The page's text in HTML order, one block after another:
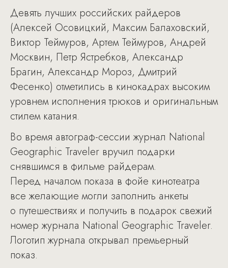
Девять лучших российских райдеров
(Алексей Осовицкий, Максим Балаховский,
Виктор Теймуров, Артем Теймуров, Андрей
Москвин, Петр Ястребков, Александр
Брагин, Александр Мороз, Дмитрий
Фесенко) отметились в кинокадрах высоким
уровнем исполнения трюков и оригинальным
стилем катания.
Во время автограф-сессии журнал National
Geographic Traveler вручил подарки
снявшимся в фильме райдерам.
Перед началом показа в фойе кинотеатра
все желающие могли заполнить анкеты
о путешествиях и получить в подарок свежий
номер журнала National Geographic Traveler.
Логотип журнала открывал премьерный
показ.